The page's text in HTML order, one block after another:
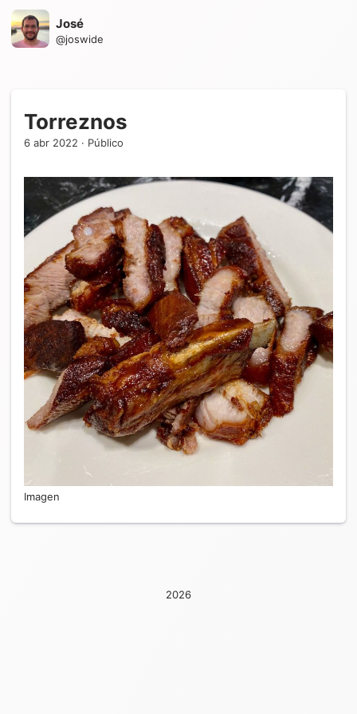
José
@joswide
Torreznos
6 abr 2022 · Público
Imagen
2026